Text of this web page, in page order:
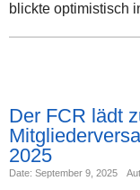
blickte optimistisch
Der FCR lädt
2025
Date: September 9, 2025